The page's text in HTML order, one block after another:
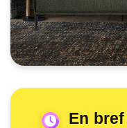
En bref